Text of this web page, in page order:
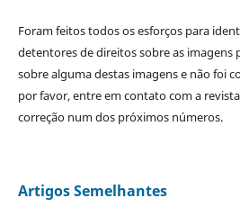
Foram feitos todos os esforços para
detentores de direitos sobre as imagens
sobre alguma destas imagens e não foi
por favor, entre em contato com a
correção num dos próximos números.
Artigos Semelhantes